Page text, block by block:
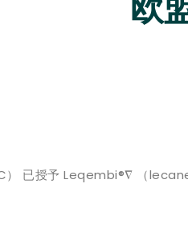
） 已授予 Leqembi®∇ （